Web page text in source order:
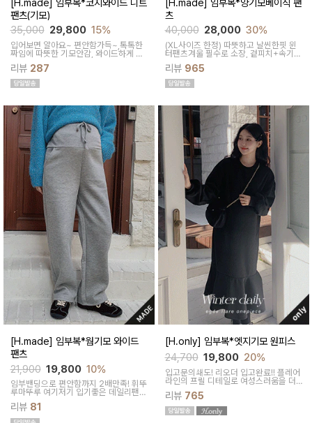
팬츠(기모)
35,000 29,800 15%
입어보면 알아요~ 편안함가득~,톡톡한
짜임에 따뜻한 기모안감, 와이드하게 드
롭되는 핏으로 애매한 느낌 없이 깔끔하
게입어지는 니트 팬츠
리뷰 287
츠
40,000 28,000 30%
(XL사이즈 한정) 따뜻하고 날씬한핏 윈
터팬츠겨울 필수로 소장, 겉피치+속기모
어떤 룩에도 세련되게 매치되는 베이직
핏
리뷰 965
[H.made] 임부복*웜기모 와이드
팬츠
21,900 19,800 10%
임부밴딩으로 편안함까지 2배만족! 휘뚜
루마뚜루 여기저기 입기좋은 데일리팬
츠! 와이드한핏의 하체군살은 쏘옥 가려
주고롱하게 나온 기장감으로 더욱 멋스
러워요^^!
리뷰 81
[H.only] 임부복*엣지기모 원피스
24,700 19,800 20%
입고문의쇄도! 리오더 입고완료!! 플레어
라인의 프릴 디테일로 여성스러움을 더
해주고기모안감으로 포근하게 입기 좋아
요
리뷰 765